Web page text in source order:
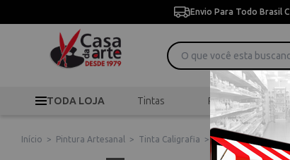
Envio Para Todo Brasil
TODA LOJA Tintas Pincéis
Início > Pintura Artesanal > Tinta Caligrafia > Tinta Esmalte